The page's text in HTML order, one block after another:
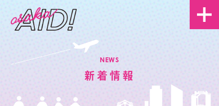
NEWS
新着情報